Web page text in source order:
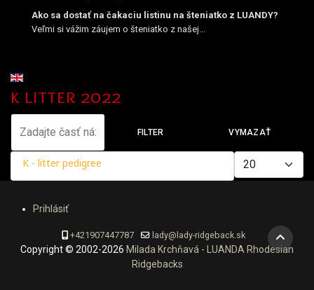
Ako sa dostať na čakaciu listinu na šteniatko z LUANDY?
Veľmi si vážim záujem o šteniatko z našej...
Vyberte váš jazyk
k litter 2022
FILTER VYMAZAŤ
Zobrazené položky
K - litter pedigree
Prihlásiť
+421907447787 lady@lady-ridgeback.sk
Copyright © 2002-2026 Milada Krchňavá - LUANDA Rhodesian
Ridgebacks